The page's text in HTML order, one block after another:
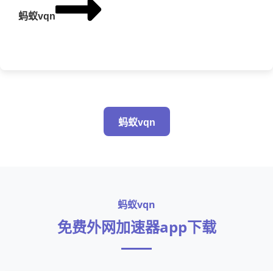
蚂蚁vqn
蚂蚁vqn
蚂蚁vqn
免费外网加速器app下载